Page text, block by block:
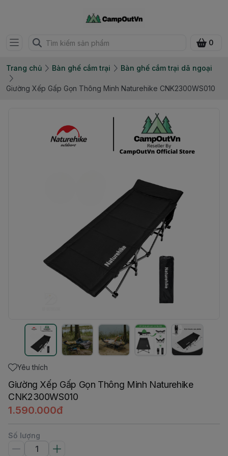
0
Trang chủ Bàn ghế cắm trại Bàn ghế cắm trại dã ngoại
Giường Xếp Gấp Gọn Thông Minh Naturehike CNK2300WS010
Yêu thích
Giường Xếp Gấp Gọn Thông Minh Naturehike
CNK2300WS010
1.590.000đ
Số lượng